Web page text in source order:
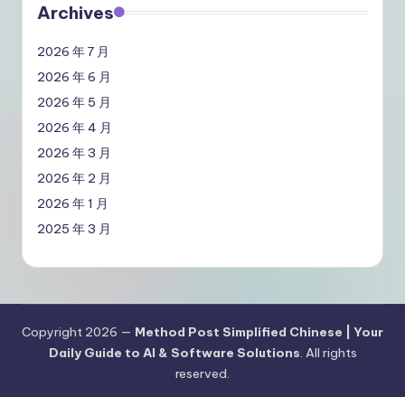
Archives
2026 年 7 月
2026 年 6 月
2026 年 5 月
2026 年 4 月
2026 年 3 月
2026 年 2 月
2026 年 1 月
2025 年 3 月
Copyright 2026 — Method Post Simplified Chinese | Your
Daily Guide to AI & Software Solutions. All rights
reserved.